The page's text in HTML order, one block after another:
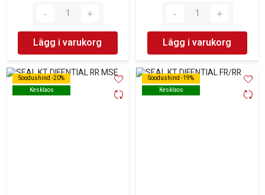
Lägg i varukorg Lägg i varukorg
Soodushind -20%
Kesklaos
Soodushind -20%
Kesklaos
Soodushind -19%
Kesklaos
Soodushind -19%
Kesklaos